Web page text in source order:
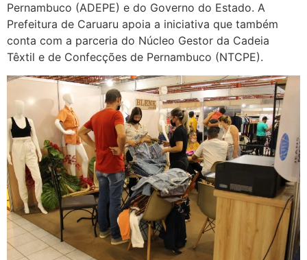
Pernambuco (ADEPE) e do Governo do Estado. A
Prefeitura de Caruaru apoia a iniciativa que também
conta com a parceria do Núcleo Gestor da Cadeia
Têxtil e de Confecções de Pernambuco (NTCPE).